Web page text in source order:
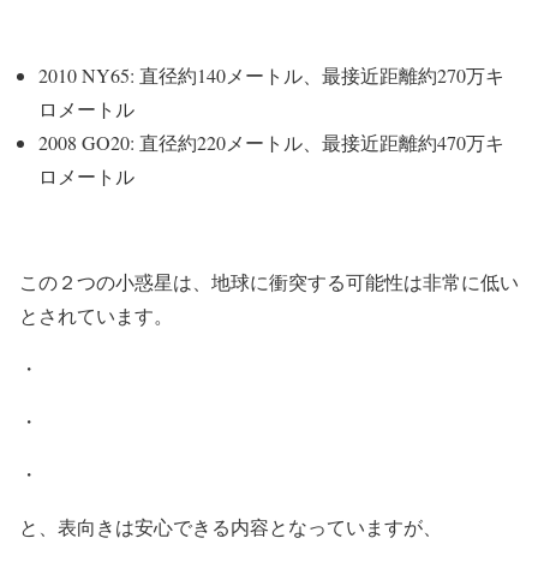
2010 NY65: 直径約140メートル、最接近距離約270万キ
ロメートル
2008 GO20: 直径約220メートル、最接近距離約470万キ
ロメートル
この２つの小惑星は、地球に衝突する可能性は非常に低い
とされています。
・
・
・
と、表向きは安心できる内容となっていますが、